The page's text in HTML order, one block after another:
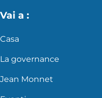
Vai a :
Casa
La governance
Jean Monnet